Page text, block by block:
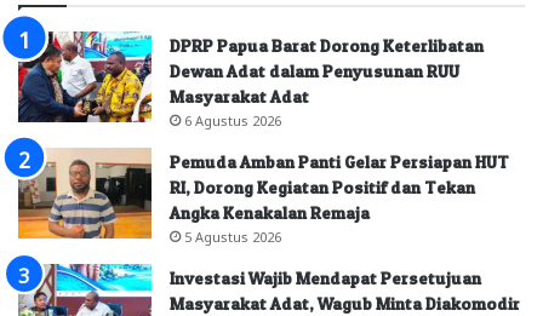
DPRP Papua Barat Dorong Keterlibatan
Dewan Adat dalam Penyusunan RUU
Masyarakat Adat
6 Agustus 2026
Pemuda Amban Panti Gelar Persiapan HUT
RI, Dorong Kegiatan Positif dan Tekan
Angka Kenakalan Remaja
5 Agustus 2026
Investasi Wajib Mendapat Persetujuan
Masyarakat Adat, Wagub Minta Diakomodir